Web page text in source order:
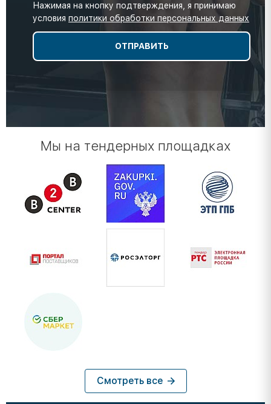
Нажимая на кнопку подтверждения, я принимаю
условия политики обработки персональных данных
Мы на тендерных площадках
Смотреть все